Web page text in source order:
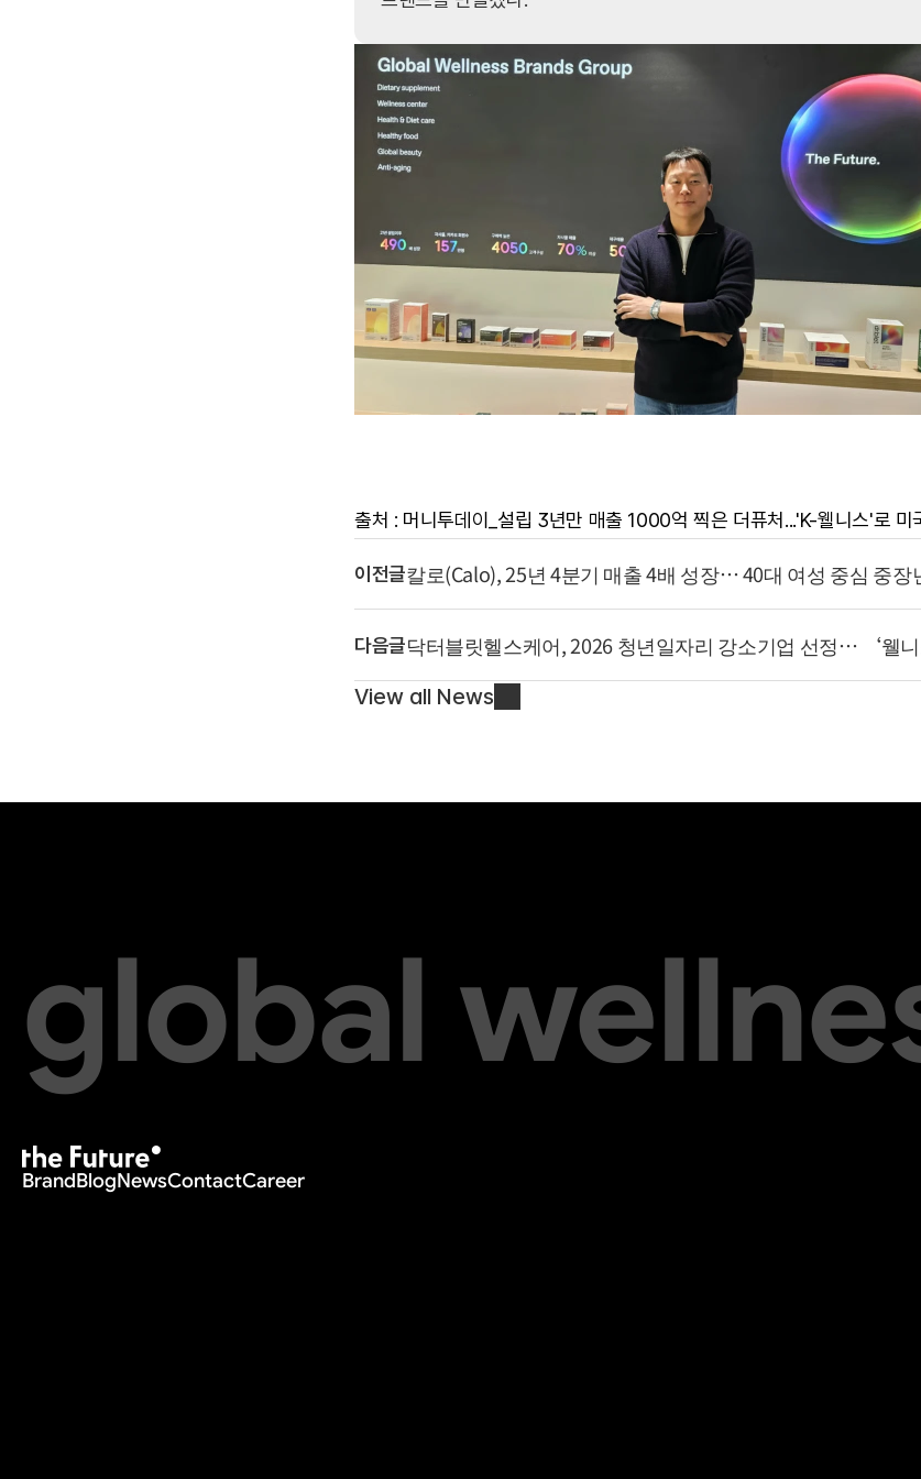
출처 : 머니투데이_설립 3년만 매출 1000억 찍은 더퓨처...'K-웰니스'로 미
이전글칼로(Calo), 25년 4분기 매출 4배 성장… 40대 여성 중심 중장
다음글닥터블릿헬스케어, 2026 청년일자리 강소기업 선정… ‘웰
View all News
global
BrandBlogNewsContactCareer